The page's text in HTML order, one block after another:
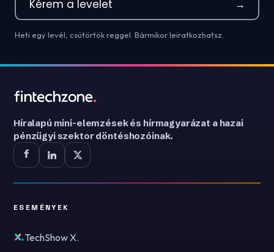
Kérem a levelet →
Heti egy levél, csütörtök reggel. Bármikor leiratkozhatsz.
Híralapú mini-elemzések és hírmagyarázat a hazai
pénzügyi szektor döntéshozóinak.
ESEMÉNYEK
TechShow X.